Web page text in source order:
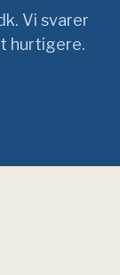
Vi svarer
hurtigere.